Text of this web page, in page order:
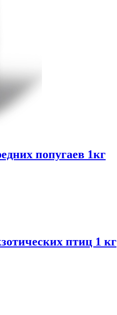
попугаев 1кг
птиц 1 кг